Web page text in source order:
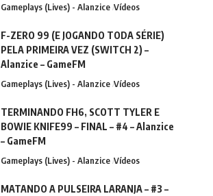
Gameplays (Lives) - Alanzice Vídeos
F-ZERO 99 (E JOGANDO TODA SÉRIE)
PELA PRIMEIRA VEZ (SWITCH 2) –
Alanzice – GameFM
Gameplays (Lives) - Alanzice Vídeos
TERMINANDO FH6, SCOTT TYLER E
BOWIE KNIFE99 – FINAL – #4 – Alanzice
– GameFM
Gameplays (Lives) - Alanzice Vídeos
MATANDO A PULSEIRA LARANJA – #3 –